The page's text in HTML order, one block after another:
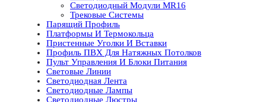
Светодиодный Модули MR16
Трековые Системы
Парящий Профиль
Платформы И Термокольца
Пристенные Уголки И Вставки
Профиль ПВХ Для Натяжных Потолков
Пульт Управления И Блоки Питания
Световые Линии
Светодиодная Лента
Светодиодные Лампы
Светодиодные Люстры